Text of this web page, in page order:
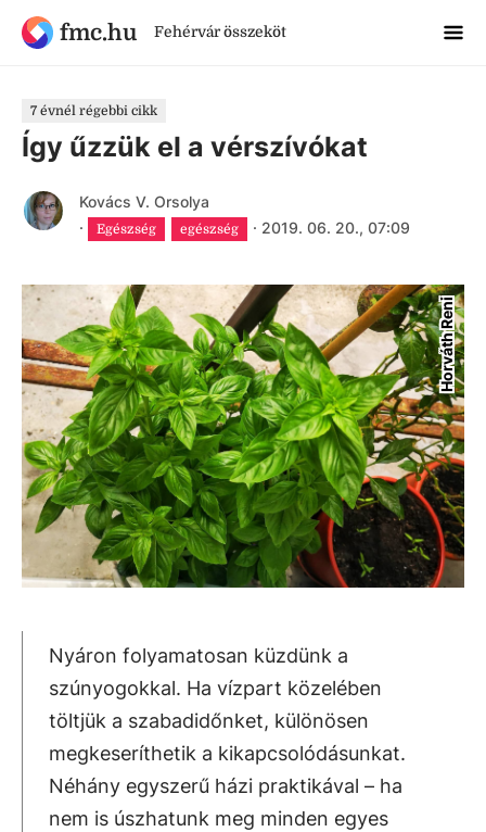
fmc.hu Fehérvár összeköt
7 évnél régebbi cikk
Így űzzük el a vérszívókat
Kovács V. Orsolya
·
Egészség egészség · 2019. 06. 20., 07:09
Horváth Reni
Nyáron folyamatosan küzdünk a
szúnyogokkal. Ha vízpart közelében
töltjük a szabadidőnket, különösen
megkeseríthetik a kikapcsolódásunkat.
Néhány egyszerű házi praktikával – ha
nem is úszhatunk meg minden egyes